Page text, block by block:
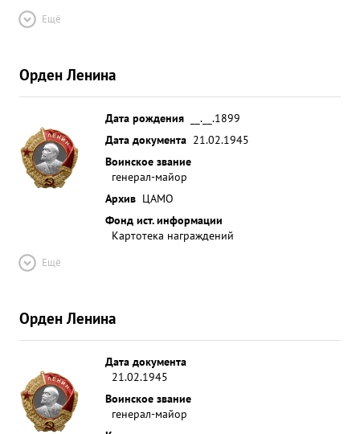
Ещё
Орден Ленина
Дата рождения
__.__.1899
Дата документа 21.02.1945
Воинское звание
генерал-майор
Архив ЦАМО
Фонд ист. информации
Картотека награждений
Ещё
Орден Ленина
Дата документа
21.02.1945
Воинское звание
генерал-майор